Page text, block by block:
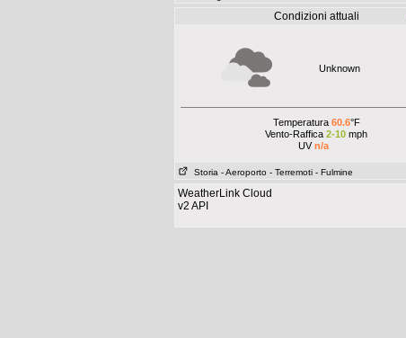
Condizioni attuali
Unknown
Temperatura 60.6°F
Vento-Raffica 2-10 mph
UVn/a
Storia - Aeroporto - Terremoti - Fulmine
WeatherLink Cloud
v2 API